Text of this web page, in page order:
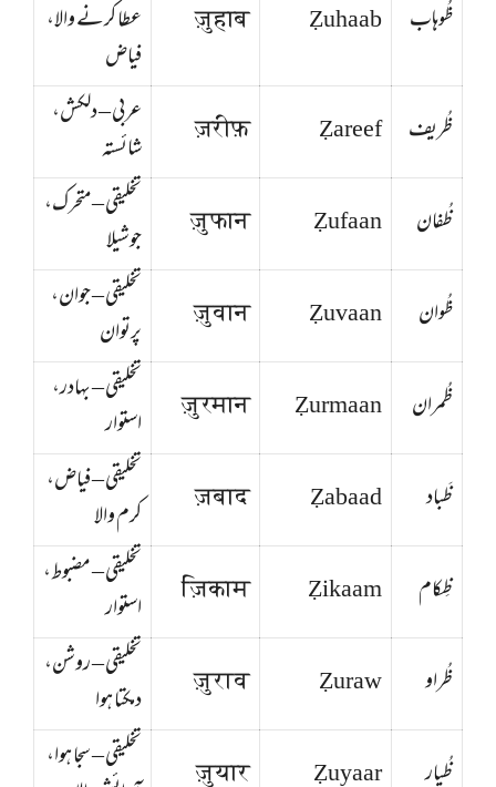
ظُوهاب Ẓuhaab
ज़ुहाब
عطا کرنے والا،
فیاض
ظُریف
Ẓareef
ज़रीफ़
عربی – دلکش،
شائستہ
ظُفان
Ẓufaan
ज़ुफान
تخلیقی – متحرک،
جوشیلا
ظُوان
Ẓuvaan
ज़ुवान
تخلیقی – جوان،
پرتوان
ظُمران
Ẓurmaan
ज़ुरमान
تخلیقی – بہادر،
استوار
ظَباد
Ẓabaad
ज़बाद
تخلیقی – فیاض،
کرم والا
ظِکام
Ẓikaam
ज़िकाम
تخلیقی – مضبوط،
استوار
ظُراو
Ẓuraw
ज़ुराव
تخلیقی – روشن،
دمکتا ہوا
ظُیار
Ẓuyaar
ज़ुयार
تخلیقی – سجا ہوا،